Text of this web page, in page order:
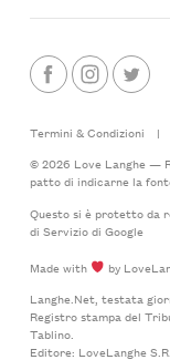
Termini & Condizioni |
© 2026 Love Langhe —
patto di indicarne la
Questo si è protetto da
di Serviziodi Google
Made with
by
Langhe.Net, testata
Registro stampa del
Tablino.
Editore: LoveLanghe